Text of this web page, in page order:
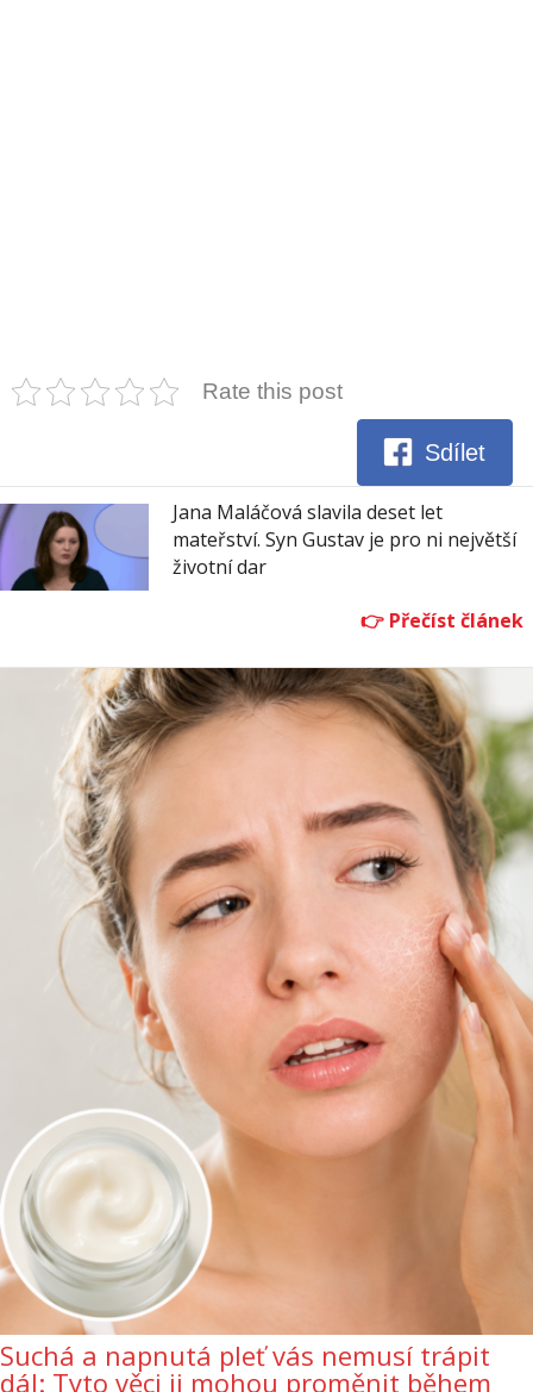
Rate this post
Sdílet
Jana Maláčová slavila deset let
mateřství. Syn Gustav je pro ni největší
životní dar
Suchá a napnutá pleť vás nemusí trápit
dál: Tyto věci ji mohou proměnit během